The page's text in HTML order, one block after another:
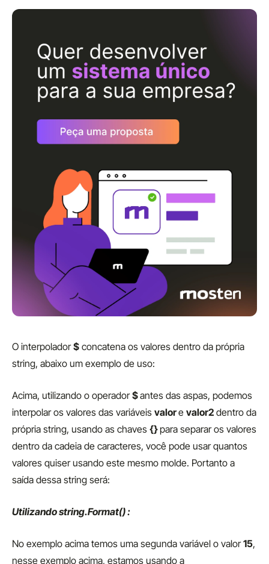
O interpolador$ concatena os valores dentro da própria
string, abaixo um exemplo de uso:
Acima, utilizando o operador$antes das aspas, podemos
interpolar os valores das variáveis valore valor2 dentro da
própria string, usando as chaves {}para separar os valores
dentro da cadeia de caracteres, você pode usar quantos
valores quiser usando este mesmo molde. Portanto a
saída dessa string será:
Utilizando string.Format() :
No exemplo acima temos uma segunda variável o valor15,
nesse exemplo acima, estamos usando a